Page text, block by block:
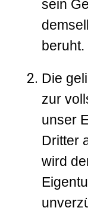
sein
beruht.
Die
zur
unser
Dritter
wird